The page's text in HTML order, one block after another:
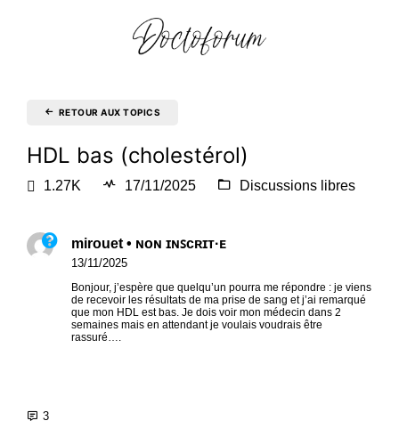
RETOUR AUX TOPICS
HDL bas (cholestérol)
1.27K 17/11/2025 Discussions libres
mirouet • ɴᴏɴ ɪɴꜱᴄʀɪᴛ·ᴇ
13/11/2025
Bonjour, j’espère que quelqu’un pourra me répondre : je viens
de recevoir les résultats de ma prise de sang et j’ai remarqué
que mon HDL est bas. Je dois voir mon médecin dans 2
semaines mais en attendant je voulais voudrais être
rassuré….